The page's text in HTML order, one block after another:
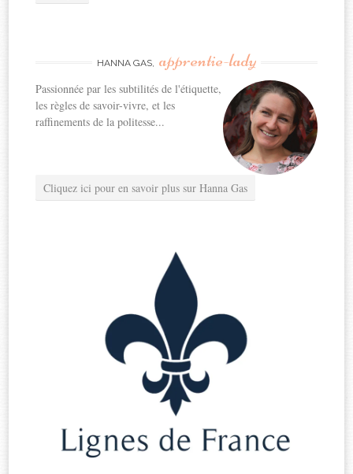
HANNA GAS, apprentie-lady
Passionnée par les subtilités de l'étiquette,
les règles de savoir-vivre, et les
raffinements de la politesse...
Cliquez ici pour en savoir plus sur Hanna Gas